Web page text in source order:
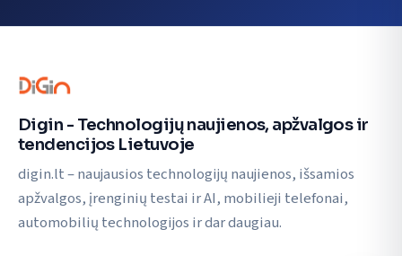
Digin - Technologijų naujienos, apžvalgos ir
tendencijos Lietuvoje
digin.lt – naujausios technologijų naujienos, išsamios
apžvalgos, įrenginių testai ir AI, mobilieji telefonai,
automobilių technologijos ir dar daugiau.